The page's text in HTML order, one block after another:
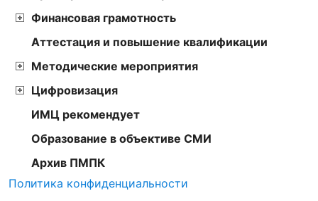
Финансовая грамотность
Аттестация и повышение квалификации
Методические мероприятия
Цифровизация
ИМЦ рекомендует
Образование в объективе СМИ
Архив ПМПК
Политика конфиденциальности